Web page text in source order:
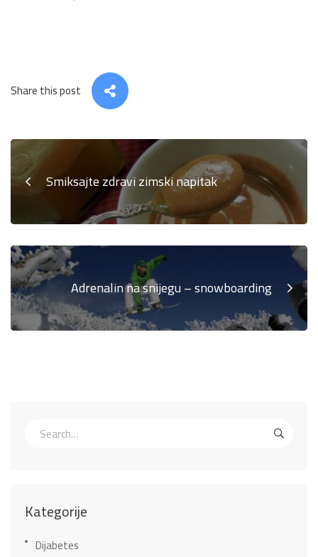
Share this post
Smiksajte zdravi zimski napitak
Adrenalin na snijegu – snowboarding
Kategorije
Dijabetes